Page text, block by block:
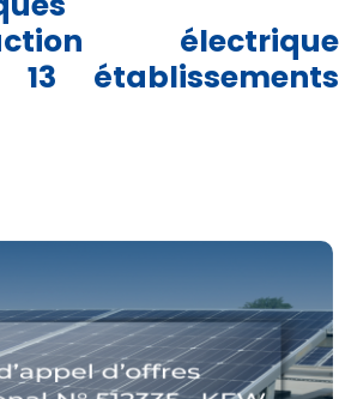
électrique
établissements